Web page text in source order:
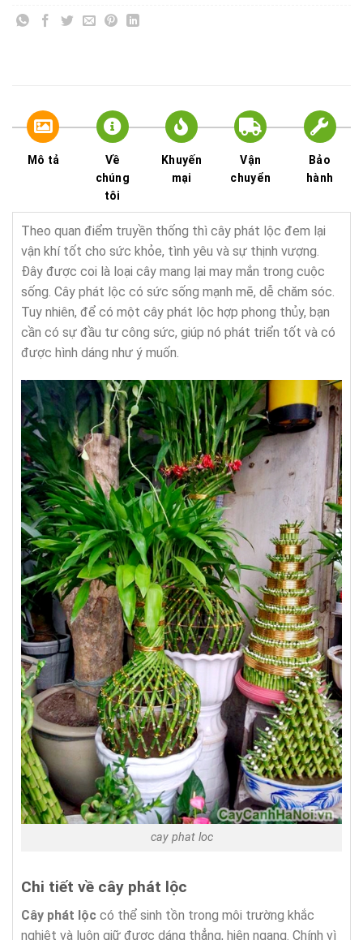
Mô tả
Về
chúng
tôi
Khuyến
mại
Vận
chuyển
Bảo
hành
Theo quan điểm truyền thống thì cây phát lộc đem lại
vận khí tốt cho sức khỏe, tình yêu và sự thịnh vượng.
Đây được coi là loại cây mang lại may mắn trong cuộc
sống. Cây phát lộc có sức sống mạnh mẽ, dễ chăm sóc.
Tuy nhiên, để có một cây phát lộc hợp phong thủy, bạn
cần có sự đầu tư công sức, giúp nó phát triển tốt và có
được hình dáng như ý muốn.
cay phat loc
Chi tiết về cây phát lộc
Cây phát lộc có thể sinh tồn trong môi trường khắc
nghiệt và luôn giữ được dáng thẳng, hiên ngang. Chính vì